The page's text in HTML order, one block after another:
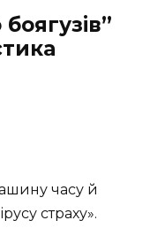
часу й
страху».